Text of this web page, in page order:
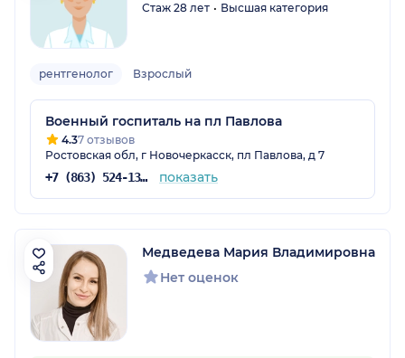
Стаж 28 лет Высшая категория
рентгенолог Взрослый
Военный госпиталь на пл Павлова
4.37 отзывов
Ростовская обл, г Новочеркасск, пл Павлова, д 7
+7 (863) 524-13-44 показать
Медведева Мария Владимировна
Нет оценок